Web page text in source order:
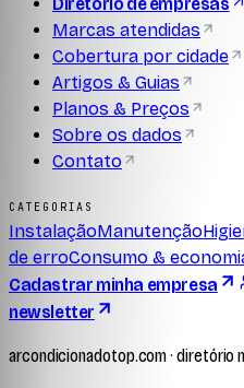
Diretório de empresas
Marcas atendidas
Cobertura por cidade
Artigos & Guias
Planos & Preços
Sobre os dados
Contato
CATEGORIAS
InstalaçãoManutenção
de erroConsumo &
Cadastrar minha empresa
newsletter
arcondicionadotop.com · diretório